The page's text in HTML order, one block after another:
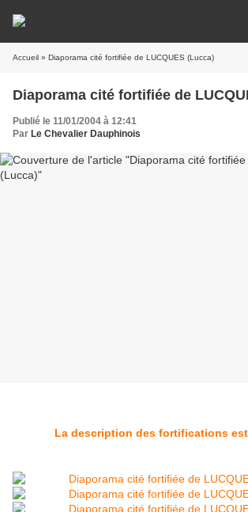
Accueil » Diaporama cité fortifiée de LUCQUES (Lucca)
Diaporama cité fortifiée de
Publié le 11/01/2004 à 12:41
Par Le Chevalier Dauphinois
La description des fortifications